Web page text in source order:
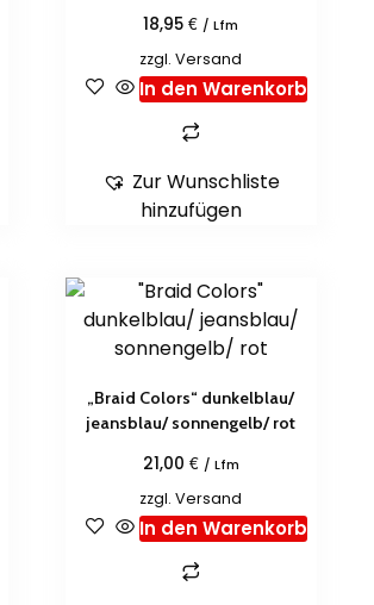
18,95€ / Lfm
zzgl.Versand
In den Warenkorb
Zur Wunschliste
hinzufügen
„Braid Colors“ dunkelblau/
jeansblau/ sonnengelb/ rot
21,00 € / Lfm
zzgl.Versand
In den Warenkorb